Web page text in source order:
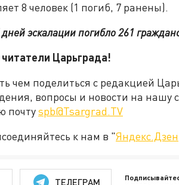
8 человек (1 погиб, 7 ранены).
дней эскалации погибло 261
Царьграда!
чем поделиться с редакцией
вопросы и новости на нашу
почтуspb@Tsargrad.TV
к нам в "Яндекс.Дзен
ТЕЛЕГРАМ